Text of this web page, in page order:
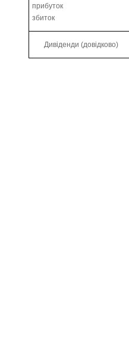
прибуток
збиток
Дивіденди (довідково)